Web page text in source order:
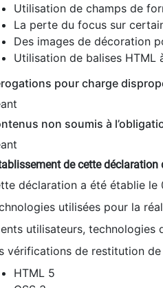
Utilisation de champs de
La perte du focus sur
Des images de décoration
Utilisation de balises HTML
pour charge
non soumis à
de cette déclaration
déclaration a été établie le
utilisées pour la
utilisateurs, technologies
vérifications de restitution
HTML 5